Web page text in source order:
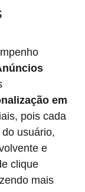
em
pois cada
usuário,
e
clique
mais